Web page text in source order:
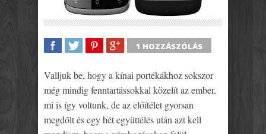
1 HOZZÁSZÓLÁS
Valljuk be, hogy a kínai portékákhoz sokszor
még mindig fenntartássokkal közelít az ember,
mi is így voltunk, de az előítélet gyorsan
megdőlt és egy hét együttélés után azt kell